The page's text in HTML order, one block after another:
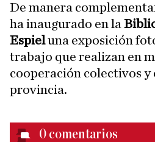
De manera
ha inaugurado en la
Espieluna exposición
trabajo que realizan en
cooperación colectivos y
provincia.
0 comentarios